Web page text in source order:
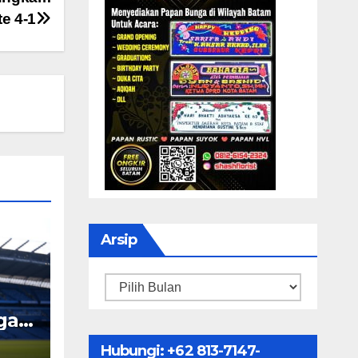
4-1
Arsip
Arsip
Hubungi: ‪+62 813-7147-